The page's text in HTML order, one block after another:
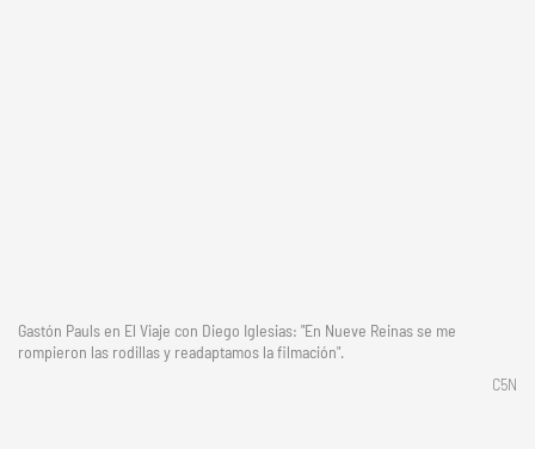
Gastón Pauls en El Viaje con Diego Iglesias: "En Nueve Reinas se me
rompieron las rodillas y readaptamos la filmación".
C5N